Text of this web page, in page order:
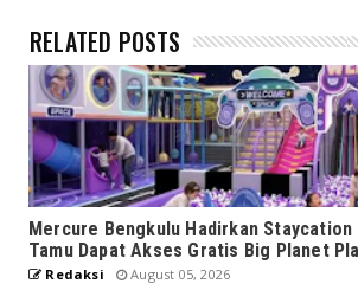
RELATED POSTS
Mercure Bengkulu Hadirkan Staycation
Tamu Dapat Akses Gratis Big Planet
Redaksi August 05, 2026